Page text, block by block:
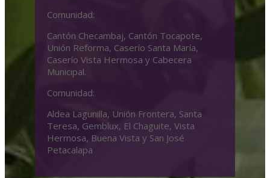
Comunidad:
Cantón Checambaj, Cantón Tocapote,
Unión Reforma, Caserío Santa María,
Caserío Vista Hermosa y Cabecera
Municipal.
Comunidad:
Aldea Lagunilla, Unión Frontera, Santa
Teresa, Gemblux, El Chaguite, Vista
Hermosa, Buena Vista y San José
Petacalapa